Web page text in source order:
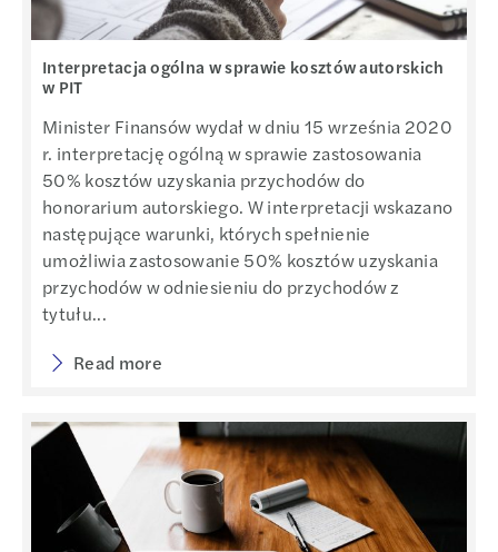
Interpretacja ogólna w sprawie kosztów autorskich
w PIT
Minister Finansów wydał w dniu 15 września 2020
r. interpretację ogólną w sprawie zastosowania
50% kosztów uzyskania przychodów do
honorarium autorskiego. W interpretacji wskazano
następujące warunki, których spełnienie
umożliwia zastosowanie 50% kosztów uzyskania
przychodów w odniesieniu do przychodów z
tytułu...
Read more